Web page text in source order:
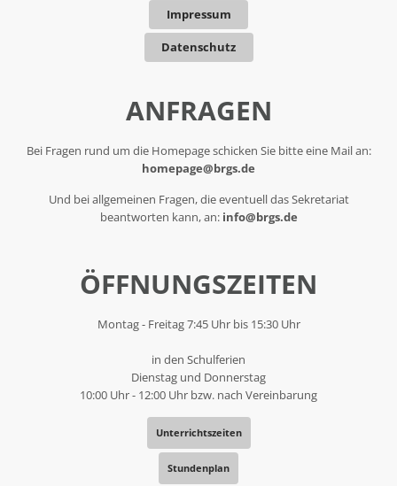
Impressum
Datenschutz
ANFRAGEN
Bei Fragen rund um die Homepage schicken Sie bitte eine Mail an:
homepage@brgs.de
Und bei allgemeinen Fragen, die eventuell das Sekretariat
beantworten kann, an: info@brgs.de
ÖFFNUNGSZEITEN
Montag - Freitag 7:45 Uhr bis 15:30 Uhr
in den Schulferien
Dienstag und Donnerstag
10:00 Uhr - 12:00 Uhr bzw. nach Vereinbarung
Unterrichtszeiten
Stundenplan